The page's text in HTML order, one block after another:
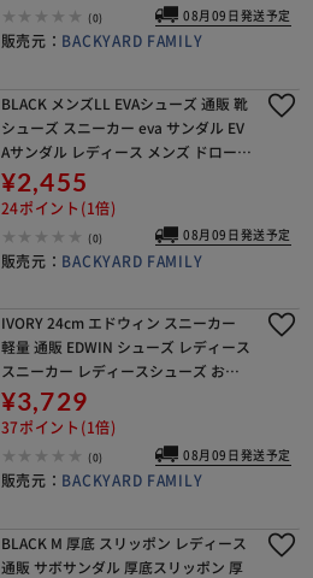
(0) 08月09日発送予定
販売元： BACKYARD FAMILY
BLACK メンズLL EVAシューズ 通販 靴
シューズ スニーカー eva サンダル EV
Aサンダル レディース メンズ ドローコ
ード付き fasproject 朝倉商会 軽量 通
気性 履きやすい
¥2,455
24ポイント(1倍)
(0) 08月09日発送予定
販売元： BACKYARD FAMILY
IVORY 24cm エドウィン スニーカー
軽量 通販 EDWIN シューズ レディース
スニーカー レディースシューズ おし
ゃれ かわいい カジュアルシューズ 通
勤 通学 靴 軽い 学生 大人 レジ
¥3,729
37ポイント(1倍)
(0) 08月09日発送予定
販売元： BACKYARD FAMILY
BLACK M 厚底 スリッポン レディース
通販 サボサンダル 厚底スリッポン 厚